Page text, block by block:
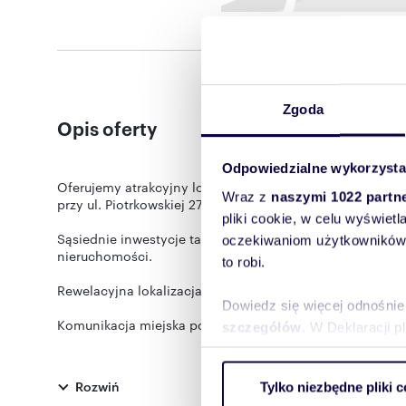
Zgoda
Odpowiedzialne
Wraz z naszymi 1022
pliki cookie, w celu
oczekiwaniom
to robi.
Dowiedz się więcej
szczegółów . W Deklaracji
ruch w naszej witrynie.
Tylko niezbędne pliki
Opis oferty
Oferujemy atrakcyjny lokal o ogólnej powierzchni 400
przy ul. Piotrkowskiej 276.
Sąsiednie inwestycje takie jak Echo Fuzja, czy Ogrody
nieruchomości.
Rewelacyjna lokalizacja oraz unikatowy, historyczny
Komunikacja miejska pozwoli dotrzeć do Śródmieścia
Teren jest ogrodzony, zapewniamy 24-godzinny
Rozwiń